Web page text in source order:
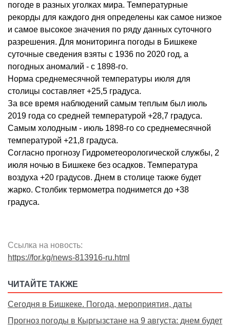
погоде в разных уголках мира. Температурные
рекорды для каждого дня определены как самое низкое
и самое высокое значения по ряду данных суточного
разрешения. Для мониторинга погоды в Бишкеке
суточные сведения взяты с 1936 по 2020 год, а
погодных аномалий - с 1898-го.
Норма среднемесячной температуры июля для
столицы составляет +25,5 градуса.
За все время наблюдений самым теплым был июль
2019 года со средней температурой +28,7 градуса.
Самым холодным - июль 1898-го со среднемесячной
температурой +21,8 градуса.
Согласно прогнозу Гидрометеорологической службы, 2
июля ночью в Бишкеке без осадков. Температура
воздуха +20 градусов. Днем в столице также будет
жарко. Столбик термометра поднимется до +38
градуса.
Ссылка на новость:
https://for.kg/news-813916-ru.html
ЧИТАЙТЕ ТАКЖЕ
Сегодня в Бишкеке. Погода, мероприятия, даты
Прогноз погоды в Кыргызстане на 9 августа: днем будет